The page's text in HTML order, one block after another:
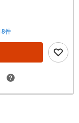
！・建築条件ござ
工務店で建築可能
若江西新町店 徒歩3
徒歩5分（約353
15分（約1133m）・
約1280m）○会社の
は、ハウスフリーダ
-・-・-・-・-・
件